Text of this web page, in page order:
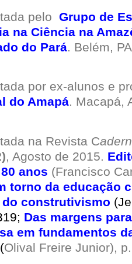
pelo Grupo de
na Ciência na
do Pará. Belém,
por ex-alunos e
do Amapá. Macapá,
na Revista C
, Agosto de 2015.
anos (Francisco
torno da educação
construtivismo
Das margens
em fundamentos
(Olival Freire Junior),